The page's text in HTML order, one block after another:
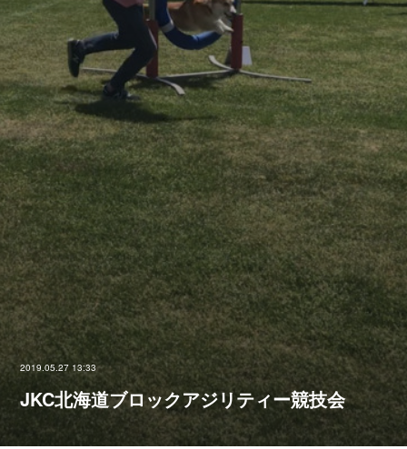
2019.05.27 13:33
JKC北海道ブロックアジリティー競技会